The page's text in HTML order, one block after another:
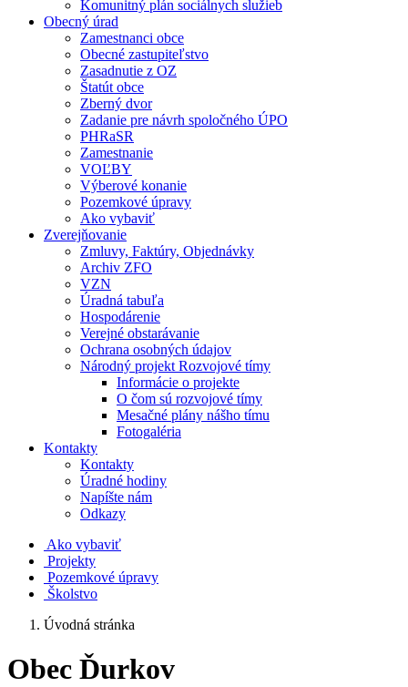
Komunitný plán sociálnych služieb
Obecný úrad
Zamestnanci obce
Obecné zastupiteľstvo
Zasadnutie z OZ
Štatút obce
Zberný dvor
Zadanie pre návrh spoločného ÚPO
PHRaSR
Zamestnanie
VOĽBY
Výberové konanie
Pozemkové úpravy
Ako vybaviť
Zverejňovanie
Zmluvy, Faktúry, Objednávky
Archiv ZFO
VZN
Úradná tabuľa
Hospodárenie
Verejné obstarávanie
Ochrana osobných údajov
Národný projekt Rozvojové tímy
Informácie o projekte
O čom sú rozvojové tímy
Mesačné plány nášho tímu
Fotogaléria
Kontakty
Kontakty
Úradné hodiny
Napíšte nám
Odkazy
Ako vybaviť
Projekty
Pozemkové úpravy
Školstvo
Úvodná stránka
Obec Ďurkov